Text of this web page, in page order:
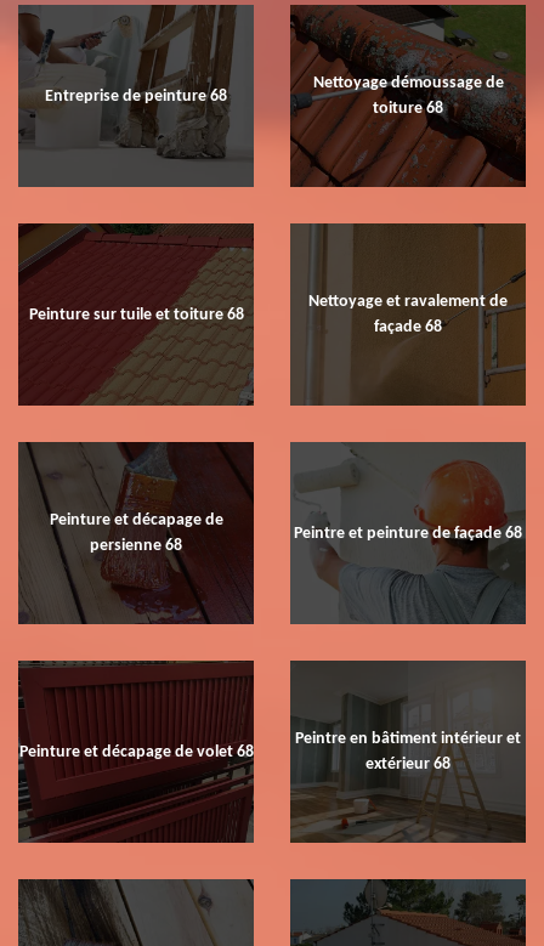
Entreprise de peinture 68
Nettoyage démoussage de
toiture 68
Peinture sur tuile et toiture 68
Nettoyage et ravalement de
façade 68
Peinture et décapage de
persienne 68
Peintre et peinture de façade 68
Peinture et décapage de volet 68
Peintre en bâtiment intérieur et
extérieur 68